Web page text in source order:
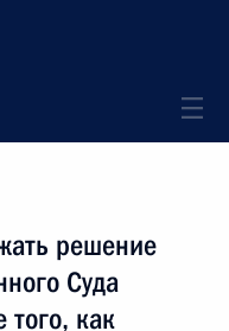
решение
Суда
того, как